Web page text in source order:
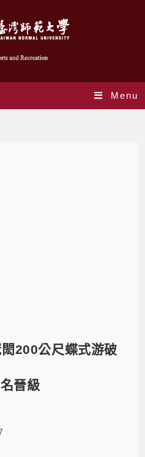
Menu
200公尺蝶式游破
晉級